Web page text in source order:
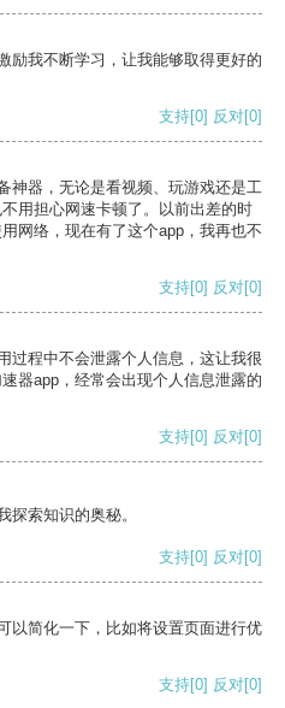
励我不断学习，让我能够取得更好的
支持[0] 反对[0]
神器，无论是看视频、玩游戏还是工
用担心网速卡顿了。以前出差的时
网络，现在有了这个app，我再也不
支持[0] 反对[0]
过程中不会泄露个人信息，这让我很
器app，经常会出现个人信息泄露的
支持[0] 反对[0]
探索知识的奥秘。
支持[0] 反对[0]
以简化一下，比如将设置页面进行优
支持[0] 反对[0]